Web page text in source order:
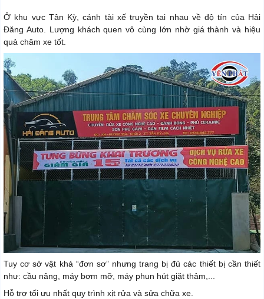
Ở khu vực Tân Kỳ, cánh tài xế truyền tai nhau về độ tín của Hải
Đăng Auto. Lượng khách quen vô cùng lớn nhờ giá thành và hiệu
quả chăm xe tốt.
Tuy cơ sở vật khá “đơn sơ” nhưng trang bị đủ các thiết bị cần thiết
như: cầu nâng, máy bơm mỡ, máy phun hút giặt thảm,...
Hỗ trợ tối ưu nhất quy trình xịt rửa và sửa chữa xe.